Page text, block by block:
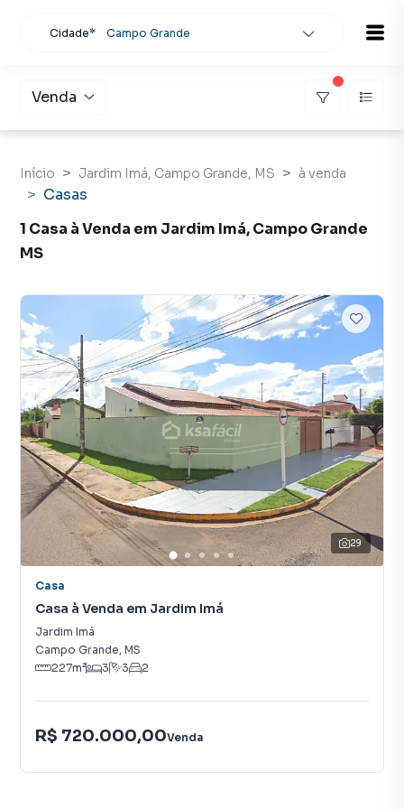
Cidade* Campo Grande
Venda
Início Jardim Imá, Campo Grande, MS à venda
Casas
1 Casa à Venda em Jardim Imá, Campo Grande
MS
29
Casa
Casa à Venda em Jardim Imá
Jardim Imá
Campo Grande, MS
227m² 3 3 2
R$ 720.000,00Venda